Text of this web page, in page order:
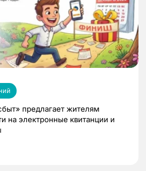
предлагает жителям
на электронные квитанции и